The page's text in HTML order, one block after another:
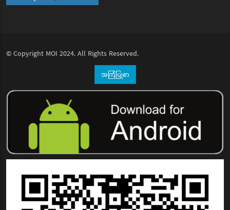
© Copyright MOI 2024. All Rights Reserved.
အကြံပြုစာ